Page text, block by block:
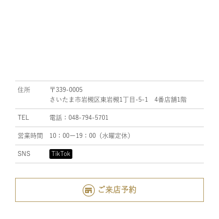
住所
〒339-0005
さいたま市岩槻区東岩槻1丁目-5-1 4番店舗1階
TEL 電話：048-794-5701
営業時間 10：00ー19：00（水曜定休）
SNS TikTok
ご来店予約